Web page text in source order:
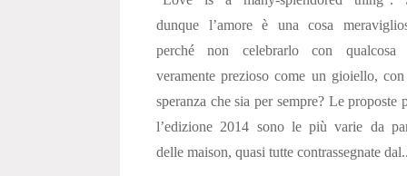
dunque l’amore è una cosa
perché non celebrarlo con qualcosa
veramente prezioso come un gioiello,
speranza che sia per sempre? Le proposte
l’edizione 2014 sono le più varie da
delle maison, quasi tutte contrassegnate